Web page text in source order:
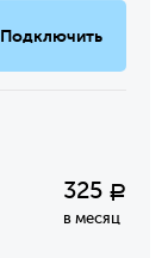
Подключить
325 Р
в месяц